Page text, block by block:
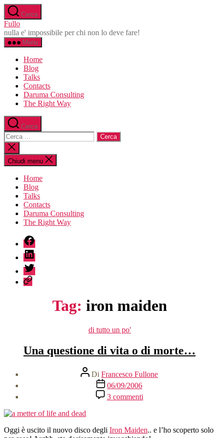
Salta
al
contenuto
Cerca
Fullo
nulla e' impossibile per chi non lo deve fare!
Menu
Home
Blog
Talks
Contacts
Daruma Consulting
The Right Way
Cerca
Cerca:
Chiudi
la
ricerca
Chiudi menu
Home
Blog
Talks
Contacts
Daruma Consulting
The Right Way
fb
linkedin
twitter
sessionize
Tag: iron maiden
Categorie
di tutto un po'
Una questione di vita o di morte…
Autore
articolo
Di Francesco Fullone
Data
dell'articolo
06/09/2006
3 commentisu
Una
vita
Oggi è uscito il nuovo disco degli Iron Maiden.. e l’ho scoperto solo